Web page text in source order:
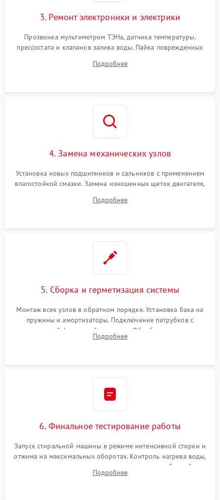
3. Ремонт электроники и электрики
Прозвонка мультиметром ТЭНа, датчика температуры,
прессостата и клапанов залива воды. Пайка поврежденных
Восстановление целостности проводки и контактов.
Подробнее
4. Замена механических узлов
Установка новых подшипников и сальников с применением
влагостойкой смазки. Замена изношенных щеток двигателя,
или поврежденной резиновой манжеты.
Подробнее
5. Сборка и герметизация системы
Монтаж всех узлов в обратном порядке. Установка бака на
пружины и амортизаторы. Подключение патрубков с
надежной фиксацией хомутами. Обработка стыков
герметиком для предотвращения возможных протечек воды.
Подробнее
6. Финальное тестирование работы
Запуск стиральной машины в режиме интенсивной стирки и
отжима на максимальных оборотах. Контроль нагрева воды,
корректности слива, отсутствия излишних вибраций,
посторонних стуков и протечек под корпусом.
Подробнее